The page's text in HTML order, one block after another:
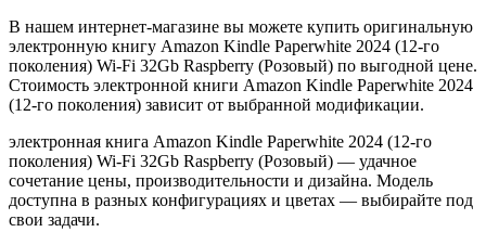
В нашем интернет-магазине вы можете купить оригинальную
электронную книгу Amazon Kindle Paperwhite 2024 (12-го
поколения) Wi-Fi 32Gb Raspberry (Розовый) по выгодной цене.
Стоимость электронной книги Amazon Kindle Paperwhite 2024
(12-го поколения) зависит от выбранной модификации.
электронная книга Amazon Kindle Paperwhite 2024 (12-го
поколения) Wi-Fi 32Gb Raspberry (Розовый) — удачное
сочетание цены, производительности и дизайна. Модель
доступна в разных конфигурациях и цветах — выбирайте под
свои задачи.